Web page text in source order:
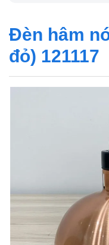
Đèn hâm
đỏ) 121117